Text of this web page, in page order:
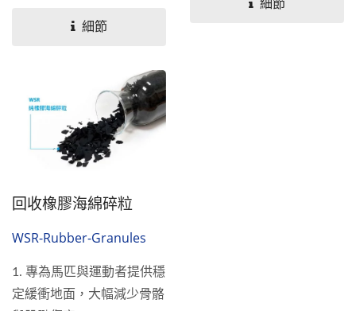
狀表面，以達耐磨止滑效
細節
細節
回收橡膠海綿碎粒
WSR-Rubber-Granules
1. 專為馬匹與運動者提供穩
定緩衝地面，大幅減少骨骼